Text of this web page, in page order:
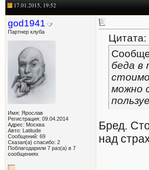
17.01.2015, 19:52
god1941
Партнер клуба
Имя: Ярослав
Регистрация: 09.04.2014
Адрес: Москва
Авто: Latitude
Сообщений: 69
Сказал(а) спасибо: 2
Поблагодарили 7 раз(а) в 7
сообщениях
Цитата:
беда в
можно
Бред.
над